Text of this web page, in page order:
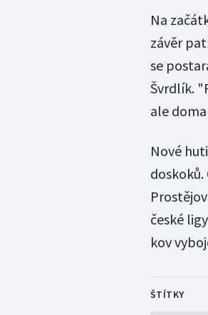
Na
závěr
se
Švrdlík.
ale
Nové
české
kov
ŠTÍTKY